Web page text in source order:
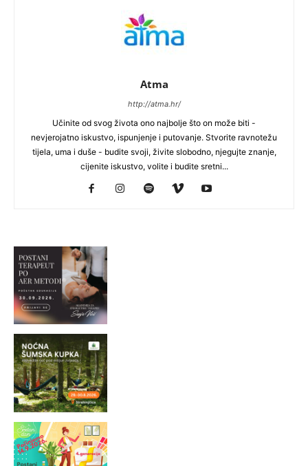
Atma
http://atma.hr/
Učinite od svog života ono najbolje što on može biti -
nevjerojatno iskustvo, ispunjenje i putovanje. Stvorite ravnotežu
tijela, uma i duše - budite svoji, živite slobodno, njegujte znanje,
cijenite iskustvo, volite i budite sretni...